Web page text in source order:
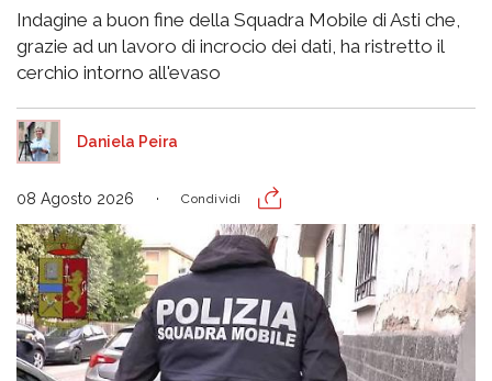
Indagine a buon fine della Squadra Mobile di Asti che,
grazie ad un lavoro di incrocio dei dati, ha ristretto il
cerchio intorno all'evaso
Daniela Peira
08 Agosto 2026 Condividi